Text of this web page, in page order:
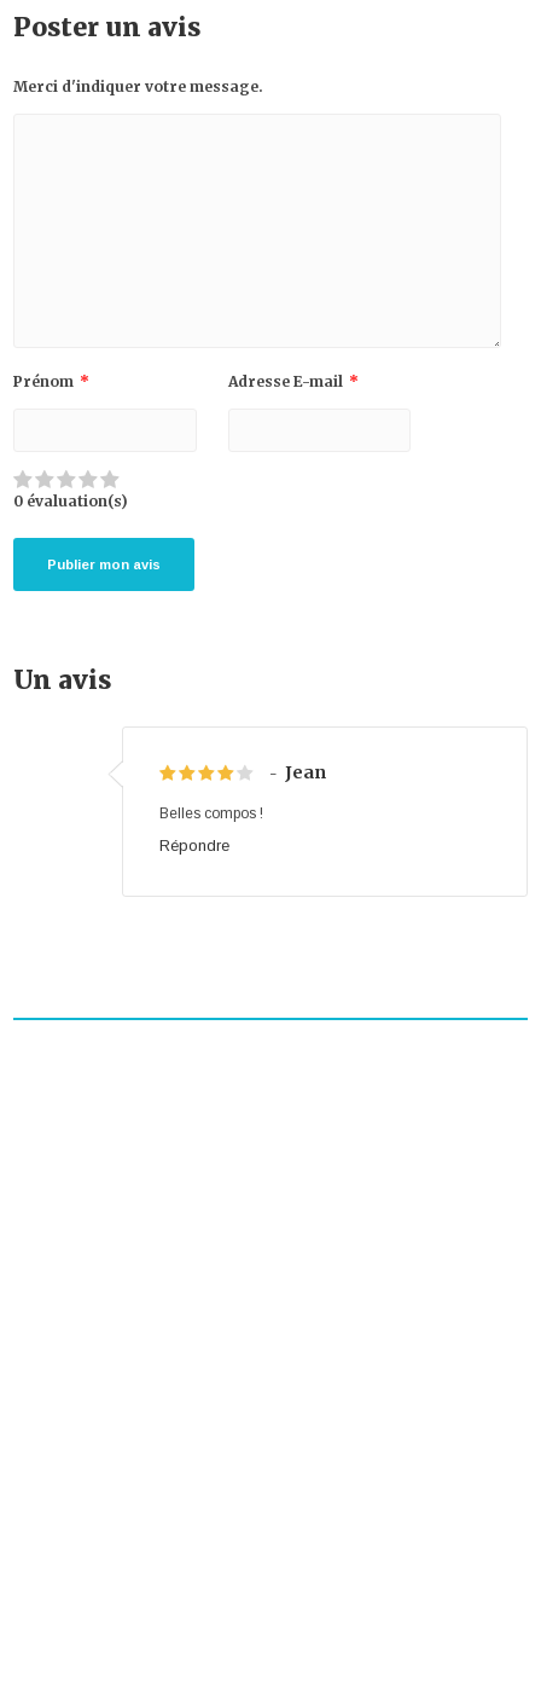
Poster un avis
Merci d'indiquer votre message.
Prénom * Adresse E-mail *
0 évaluation(s)
Un avis
- Jean
Belles compos !
Répondre